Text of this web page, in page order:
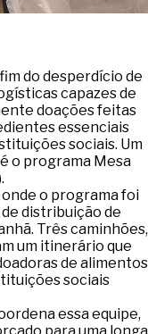
do desperdício de
capazes de
doações feitas
essenciais
sociais. Um
o programa Mesa
onde o programa foi
distribuição de
Três caminhões,
um itinerário que
de alimentos
sociais
essa equipe,